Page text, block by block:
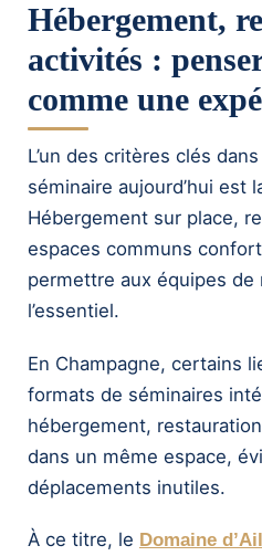
Hébergement,
activités :
comme une
L’un des critères clés dans
séminaire aujourd’hui est
Hébergement sur place,
espaces communs
permettre aux équipes
l’essentiel.
En Champagne, certains
formats de séminaires
hébergement,
dans un même espace,
déplacements inutiles.
À ce titre, le Domaine